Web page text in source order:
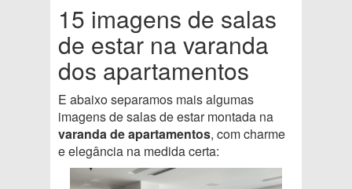
15 imagens de salas
de estar na varanda
dos apartamentos
E abaixo separamos mais algumas
imagens de salas de estar montada na
varanda de apartamentos, com charme
e elegância na medida certa: